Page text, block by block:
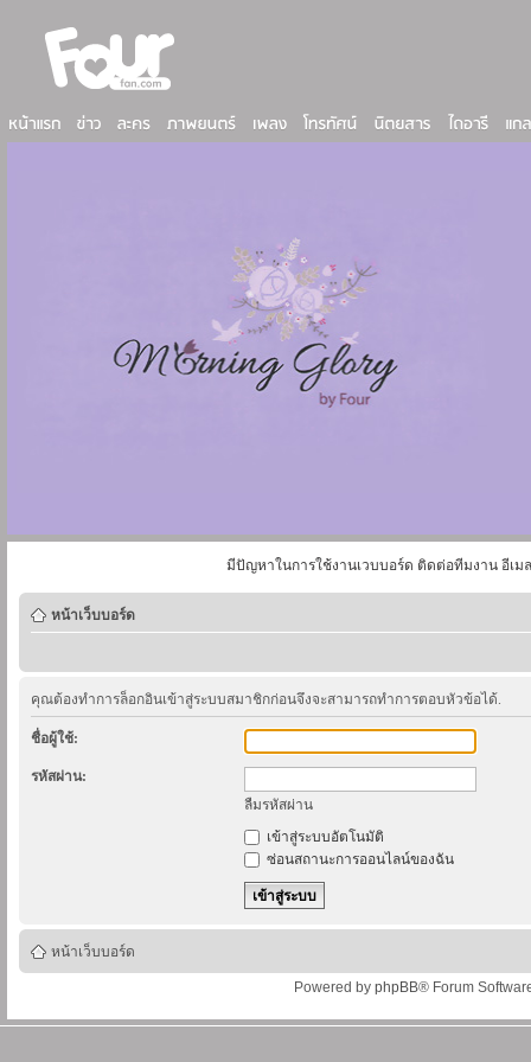
มีปัญหาในการใช้งานเวบบอร์ด ติดต่อทีมงาน อีเม
หน้าเว็บบอร์ด
คุณต้องทำการล็อกอินเข้าสู่ระบบสมาชิกก่อนจึงจะสามารถทำการตอบหัวข้อได้.
ชื่อผู้ใช้:
รหัสผ่าน:
ลืมรหัสผ่าน
เข้าสู่ระบบอัตโนมัติ
ซ่อนสถานะการออนไลน์ของฉัน
หน้าเว็บบอร์ด
Powered by phpBB® Forum